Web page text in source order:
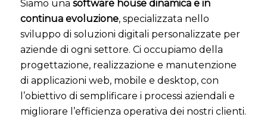
Siamo una software house dinamica e in
continua evoluzione, specializzata nello
sviluppo di soluzioni digitali personalizzate per
aziende di ogni settore. Ci occupiamo della
progettazione, realizzazione e manutenzione
di applicazioni web, mobile e desktop, con
l’obiettivo di semplificare i processi aziendali e
migliorare l’efficienza operativa dei nostri clienti.